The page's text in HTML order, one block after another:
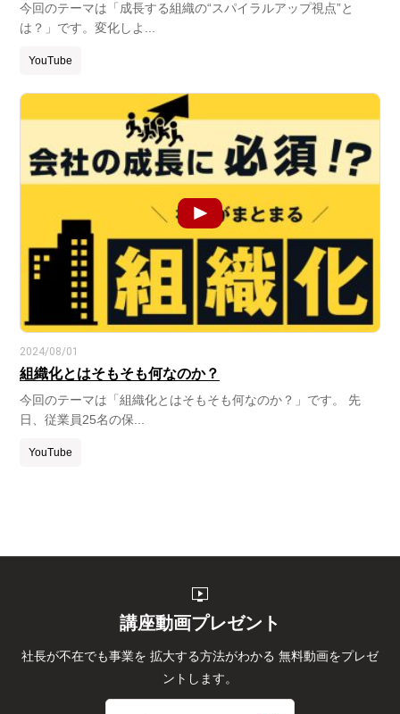
今回のテーマは「成長する組織の“スパイラルアップ視点”と
は？」です。変化しよ...
YouTube
2024/08/01
組織化とはそもそも何なのか？
今回のテーマは「組織化とはそもそも何なのか？」です。 先
日、従業員25名の保...
YouTube
live_tv
講座動画プレゼント
社長が不在でも事業を 拡大する方法がわかる 無料動画をプレゼ
ントします。